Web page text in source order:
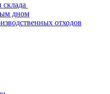
дном
отходов